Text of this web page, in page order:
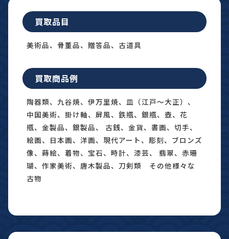
買取品目
美術品、骨董品、贈答品、古道具
買取商品例
陶器類、九谷焼、伊万里焼、皿（江戸〜大正）、
中国美術、掛け軸、屏風、鉄瓶、銀瓶、壺、花
瓶、金製品、銀製品、 古銭、金貨、書画、切手、
絵画、日本画、洋画、現代アート、彫刻、ブロンズ
像、蒔絵、着物、宝石、時計、漆芸、 翡翠、赤珊
瑚、作家美術、唐木製品、刀剣類 その他様々な
古物